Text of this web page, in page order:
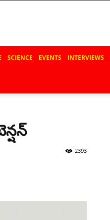
SCIENCE EVENTS INTERVIEWS
2393